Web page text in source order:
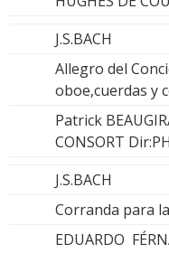
J.S.BACH
Allegro del
oboe,cuerdas y
Patrick
CONSORT
J.S.BACH
Corranda para
EDUARDO